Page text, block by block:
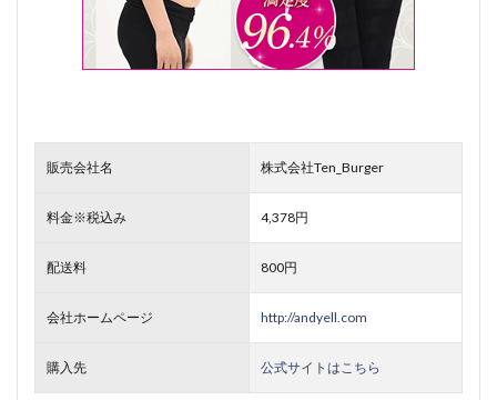
販売会社名 株式会社Ten_Burger
料金※税込み 4,378円
配送料 800円
会社ホームページ http://andyell.com
購入先 公式サイトはこちら